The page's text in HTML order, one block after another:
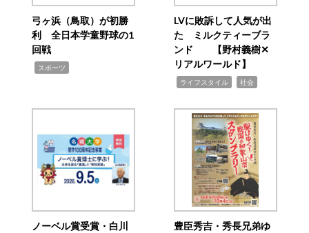
弓ヶ浜（鳥取）が初勝
利 全日本学童野球の1
回戦
スポーツ
LVに敗訴して人気が出
た ミルクティーブラ
ンド 【野村義樹✕
リアルワールド】
ライフスタイル 社会
ノーベル賞受賞・白川
豊臣秀吉・秀長兄弟ゆ